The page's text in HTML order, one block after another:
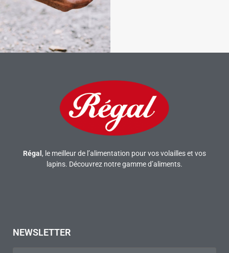
Régal , le meilleur de l’alimentation pour vos volailles et vos
lapins. Découvrez notre gamme d’aliments.
NEWSLETTER